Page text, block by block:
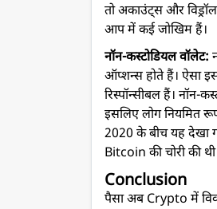
तो अकाउंट्स और
आप में कई जोखिम हैं।
नॉन-कस्टोडियल वॉलेट:
ऑप्शन्स होते हैं। ऐसा
रिस्पॉन्सीबल हैं। नॉन-
इसलिए लोग नियमित
2020 के बीच यह देखा
Bitcoin की चोरी की
Conclusion
पैसा अब Crypto में